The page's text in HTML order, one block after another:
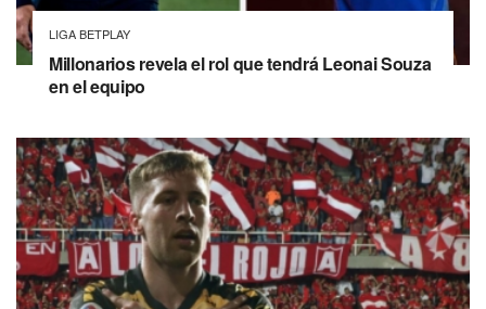
LIGA BETPLAY
Millonarios revela el rol que tendrá Leonai Souza
en el equipo